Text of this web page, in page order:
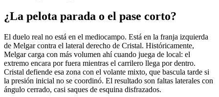
¿La pelota parada o el pase corto?
El duelo real no está en el mediocampo. Está en la franja izquierda
de Melgar contra el lateral derecho de Cristal. Históricamente,
Melgar carga con más volumen ahí cuando juega de local: el
extremo encara por fuera mientras el carrilero llega por dentro.
Cristal defiende esa zona con el volante mixto, que bascula tarde si
la presión inicial no se coordinó. El resultado son faltas laterales con
ángulo cerrado, casi saques de esquina disfrazados.